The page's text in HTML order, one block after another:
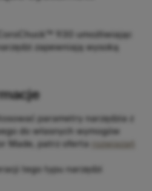
930 umożliwiając
zapewniają wysoką
parametry narzędzia z
do własnych wymogów
Made, patrz oferta
rozwiązań
tego typu narzędzi